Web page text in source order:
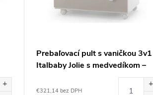
Prebaľovací pult s vaničkou 3v1
Italbaby Jolie s medvedíkom –
€321,14 bez DPH